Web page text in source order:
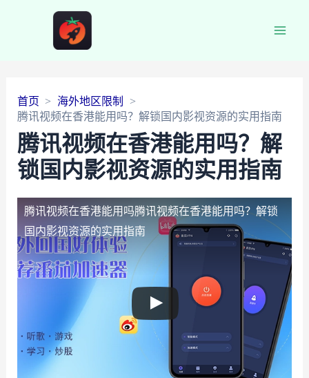
首页
海外地区限制
腾讯视频在香港能用吗？解锁国内影视资源的实用指南
腾讯视频在香港能用吗？解
锁国内影视资源的实用指南
腾讯视频在香港能用吗腾讯视频在香港能用吗？解锁
国内影视资源的实用指南